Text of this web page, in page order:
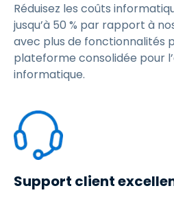
Réduisez les coûts
jusqu’à 50 % par rapport à
avec plus de fonctionnalités
plateforme consolidée pour
informatique.
Support client